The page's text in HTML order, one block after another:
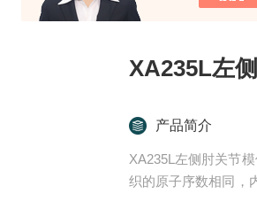
XA235L左
产品简介
XA235L左侧肘关节
织的原子序数相同，